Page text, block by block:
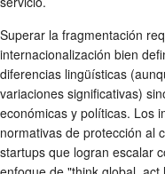
Superar la fragmentación
internacionalización bien
diferencias lingüísticas
variaciones significativas)
económicas y políticas. Los
normativas de protección al
startups que logran escalar